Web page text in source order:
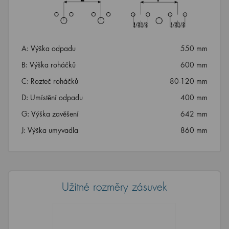
A: Výška odpadu
550 mm
B: Výška roháčků
600 mm
C: Rozteč roháčků
80-120 mm
D: Umístění odpadu
400 mm
G: Výška zavěšení
642 mm
J: Výška umyvadla
860 mm
Užitné rozměry zásuvek